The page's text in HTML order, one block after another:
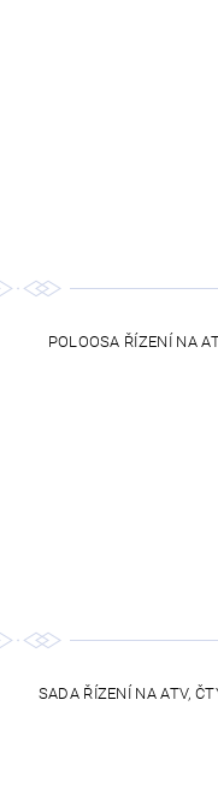
POLOOSA ŘÍZENÍ NA
SADA ŘÍZENÍ NA ATV,